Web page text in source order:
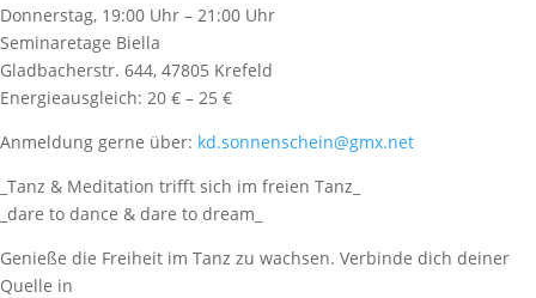
Donnerstag, 19:00 Uhr – 21:00 Uhr
Seminaretage Biella
Gladbacherstr. 644, 47805 Krefeld
Energieausgleich: 20 € – 25 €
Anmeldung gerne über: kd.sonnenschein@gmx.net
_Tanz & Meditation trifft sich im freien Tanz_
_dare to dance & dare to dream_
Genieße die Freiheit im Tanz zu wachsen. Verbinde dich deiner
Quelle in